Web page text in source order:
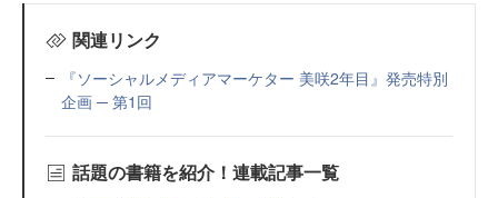
関連リンク
『ソーシャルメディアマーケター 美咲2年目』発売特別
企画 ─ 第1回
話題の書籍を紹介！連載記事一覧